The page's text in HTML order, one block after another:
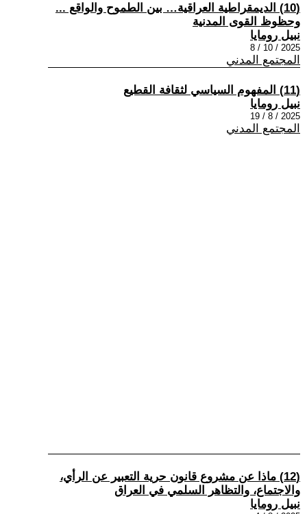
(10) الديمقراطية العراقية… بين الطموح والواقع ...
وحظوظ القوى المدنية
نبيل رومايا
2025 / 10 / 8
المجتمع المدني
(11) المفهوم السياسي لثقافة القطيع
نبيل رومايا
2025 / 8 / 19
المجتمع المدني
(12) ماذا عن مشروع قانون حرية التعبير عن الرأي،
والاجتماع، والتظاهر السلمي في العراق
نبيل رومايا